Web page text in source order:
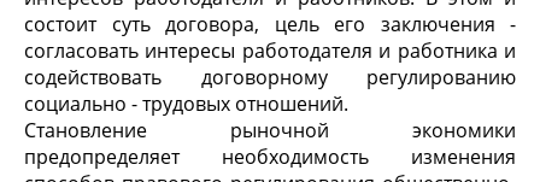
состоит суть договора, цель его заключения -
согласовать интересы работодателя и работника и
содействовать договорному регулированию
социально - трудовых отношений.
Становление рыночной экономики
предопределяет необходимость изменения